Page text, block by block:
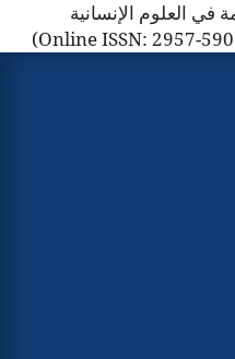
في العلوم الإنسانية